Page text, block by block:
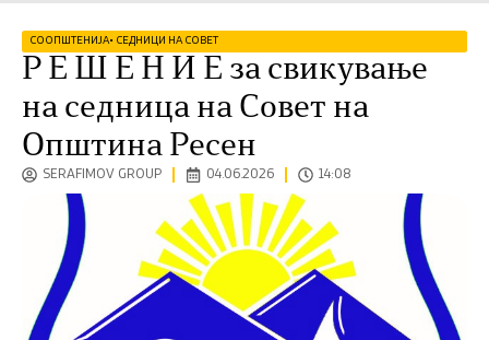
СООПШТЕНИЈА• СЕДНИЦИ НА СОВЕТ
Р Е Ш Е Н И Е за свикување
на седница на Совет на
Општина Ресен
SERAFIMOV GROUP 04.06.2026 14:08